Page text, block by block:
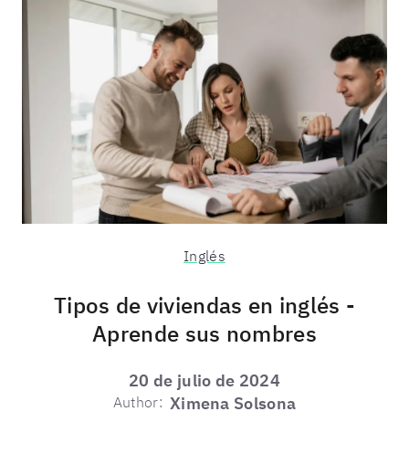
Inglés
Tipos de viviendas en inglés -
Aprende sus nombres
20 de julio de 2024
Author: Ximena Solsona